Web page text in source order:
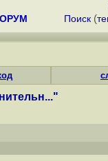
Поиск (